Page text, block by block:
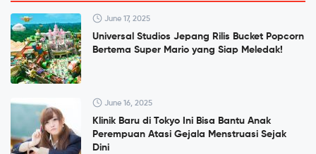
June 17, 2025
Universal Studios Jepang Rilis Bucket Popcorn
Bertema Super Mario yang Siap Meledak!
June 16, 2025
Klinik Baru di Tokyo Ini Bisa Bantu Anak
Perempuan Atasi Gejala Menstruasi Sejak
Dini